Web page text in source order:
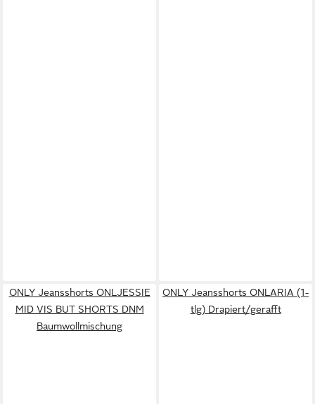
ONLY Jeansshorts ONLJESSIE
MID VIS BUT SHORTS DNM
Baumwollmischung
ONLY Jeansshorts ONLARIA (1-
tlg) Drapiert/gerafft